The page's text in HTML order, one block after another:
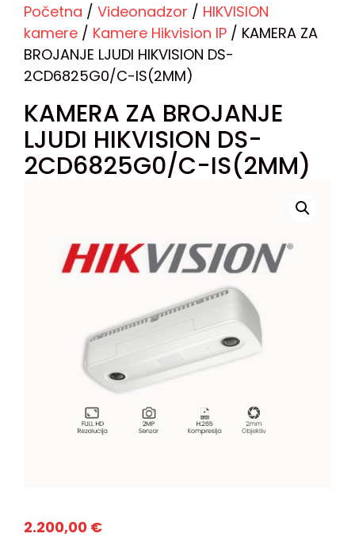
Početna / Videonadzor / HIKVISION
kamere / Kamere Hikvision IP / KAMERA ZA
BROJANJE LJUDI HIKVISION DS-
2CD6825G0/C-IS(2MM)
KAMERA ZA BROJANJE
LJUDI HIKVISION DS-
2CD6825G0/C-IS(2MM)
2.200,00 €